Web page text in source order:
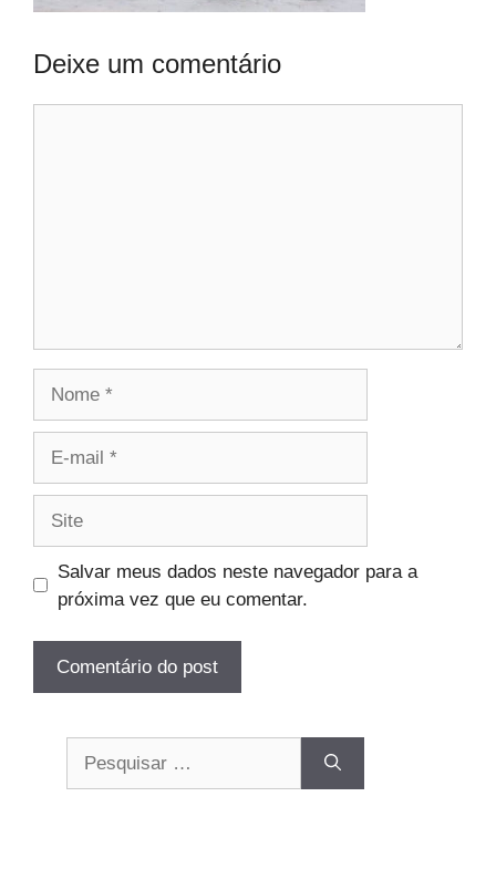
Deixe um comentário
Salvar meus dados neste navegador para a
próxima vez que eu comentar.